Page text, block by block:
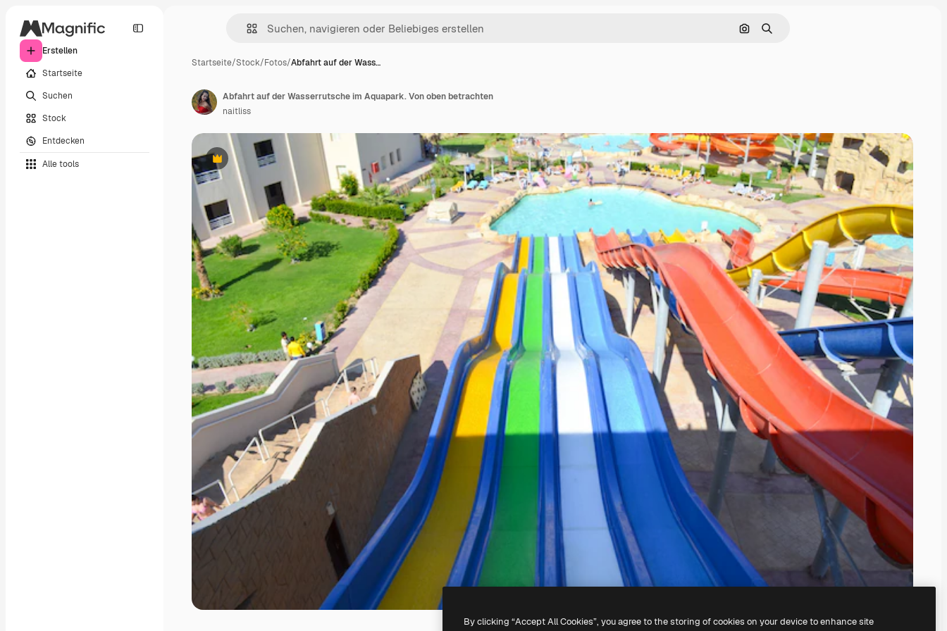
Erstellen
Startseite
Suchen
Stock
Entdecken
Alle tools
Nach Bild suchen
Suchen
Startseite/Stock/Fotos/Abfahrt auf der Wass…
Premium
Abfahrt auf der Wasserrutsche im Aquapark. Von oben betrachten
naitliss
By clicking “Accept All Cookies”, you agree to the storing of cookies on your device to enhance site